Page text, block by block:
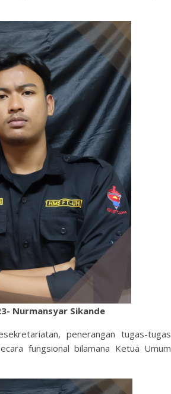
Nurmansyar Sikande
penerangan tugas-tugas
fungsional bilamana Ketua Umum